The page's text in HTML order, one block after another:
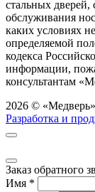
стальных дверей,
обслуживания
каких условиях
определяемой
кодекса
информации,
консультантам
2026 ©
Разработка и
Заказ обратного
Имя *